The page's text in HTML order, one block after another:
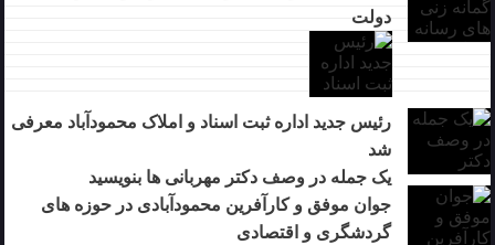
دولت
رئیس جدید اداره ثبت اسناد و املاک محمودآباد معرفی
شد
یک جمله در وصف دکتر مهربانی ها بنویسید
جوان موفق و کارآفرین محمودآبادی در حوزه های
گردشگری و اقتصادی